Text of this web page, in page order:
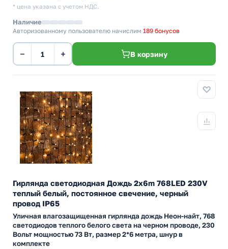
* цена указана с учетом НДС.
Наличие
Авторизованному пользователю начислим 189 бонусов
− + В корзину
Гирлянда светодиодная Дождь 2x6m 768LED 230V
теплый белый, постоянное свечение, черный
провод IP65
Уличная влагозащищенная гирлянда дождь Неон-найт, 768
светодиодов теплого белого света на черном проводе, 230
Вольт мощностью 73 Вт, размер 2*6 метра, шнур в
комплекте